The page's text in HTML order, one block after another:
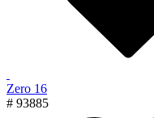
Zero 16
# 93885